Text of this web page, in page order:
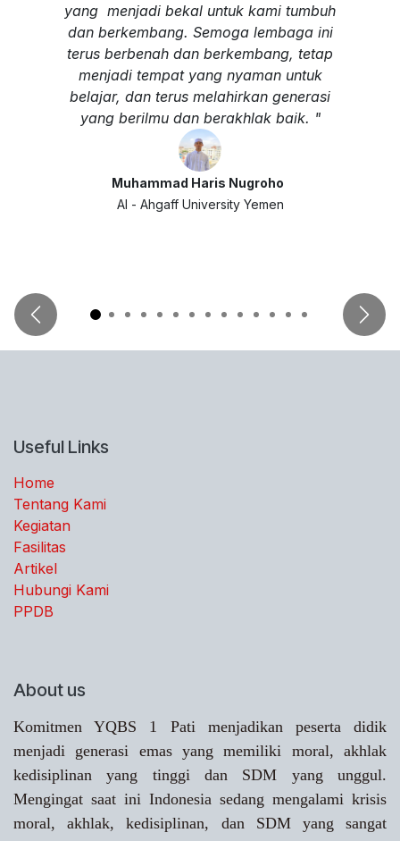
yang menjadi bekal untuk kami tumbuh
dan berkembang. Semoga lembaga ini
terus berbenah dan berkembang, tetap
menjadi tempat yang nyaman untuk
belajar, dan terus melahirkan generasi
yang berilmu dan berakhlak baik. "
Muhammad Haris Nugroho
Al - Ahgaff University Yemen
Previous Next
Useful Links
Home
Tentang Kami
Kegiatan
Fasilitas
Artikel
Hubungi Kami
PPDB
About us
Komitmen YQBS 1 Pati menjadikan peserta didik
menjadi generasi emas yang memiliki moral, akhlak
kedisiplinan yang tinggi dan SDM yang unggul.
Mengingat saat ini Indonesia sedang mengalami krisis
moral, akhlak, kedisiplinan, dan SDM yang sangat